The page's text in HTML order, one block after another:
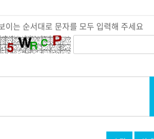
이는 순서대로 문자를 모두 입력해 주세요